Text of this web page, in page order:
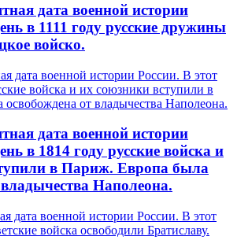
дата военной истории
в 1111 году русские дружины
войско.
дата военной истории
в 1814 году русские войска и
в Париж. Европа была
Наполеона.